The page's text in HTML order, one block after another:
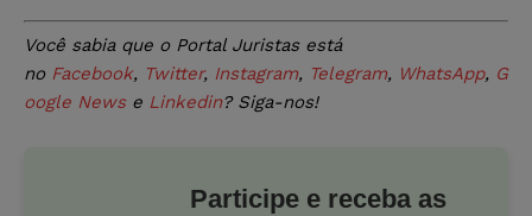
Você sabia que o Portal Juristas está
no Facebook, Twitter, Instagram, Telegram, WhatsApp, G
oogle Newse Linkedin? Siga-nos!
Participe e receba as